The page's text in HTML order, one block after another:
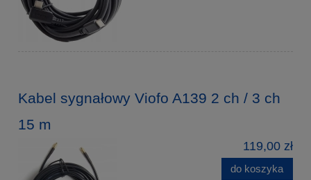
Kabel sygnałowy Viofo A139 2 ch / 3 ch
15 m
119,00 zł
do koszyka